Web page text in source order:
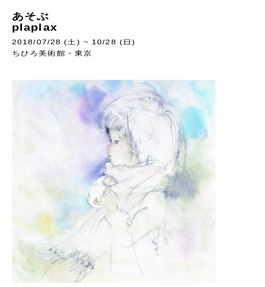
あそぶ
plaplax
2018/07/28 (土) ~ 10/28 (日)
ちひろ美術館・東京